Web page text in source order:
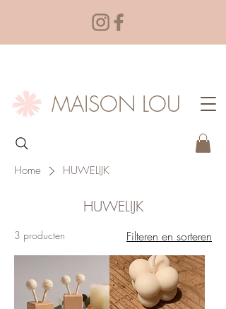
MAISON LOU
Home HUWELIJK
HUWELIJK
3 producten Filteren en sorteren